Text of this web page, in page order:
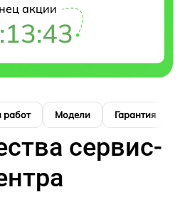
акции
работ Модели Гарантия
сервис-